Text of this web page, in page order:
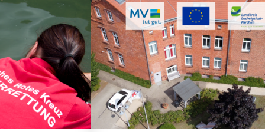
Mitarbeiterführung
& Spenden
Task Force
Sozialarbeit
Vermietung Villa Larisch
Vermietung Seminarraum
Erste Hilfe
Erste Hilfe Kurse
Erste Hilfe Online
Kleiner Lebensretter
Rotkreuzdose